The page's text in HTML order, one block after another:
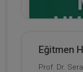
Eğitmen
Prof. Dr.